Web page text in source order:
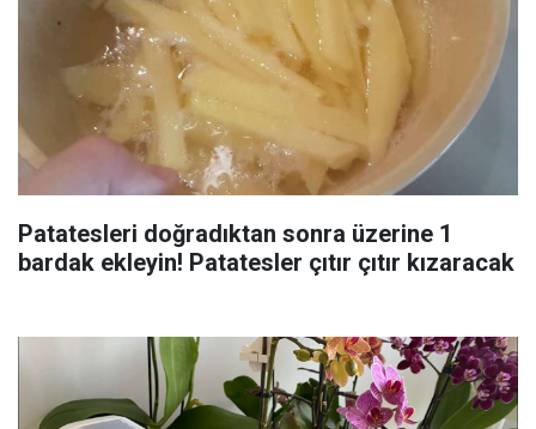
Patatesleri doğradıktan sonra üzerine 1
bardak ekleyin! Patatesler çıtır çıtır kızaracak